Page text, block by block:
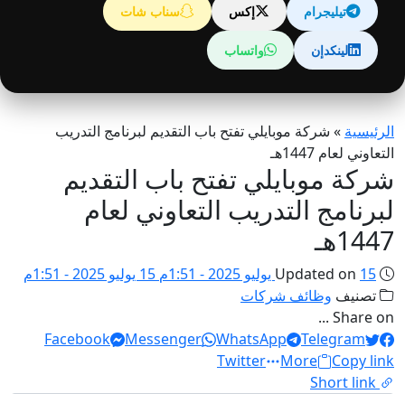
تيليجرام إكس سناب شات
لينكدإن واتساب
الرئيسية » شركة موبايلي تفتح باب التقديم لبرنامج التدريب
التعاوني لعام 1447هـ
شركة موبايلي تفتح باب التقديم
لبرنامج التدريب التعاوني لعام
1447هـ
Updated on 15 يوليو 2025 - 1:51م
15 يوليو 2025 - 1:51م
تصنيف وظائف شركات
Share on ...
Facebook
Messenger WhatsApp
Telegram
Twitter
More
Copy link
Short link